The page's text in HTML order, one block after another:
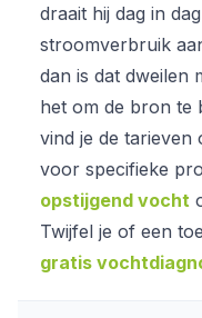
draait hij dag in
stroomverbruik
dan is dat dweilen
het om de bron te
vind je de tarieven
voor specifieke
opstijgend vocht
Twijfel je of een
gratis